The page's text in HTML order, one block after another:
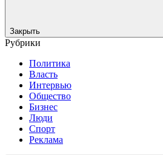
Закрыть
Рубрики
Политика
Власть
Интервью
Общество
Бизнес
Люди
Спорт
Реклама